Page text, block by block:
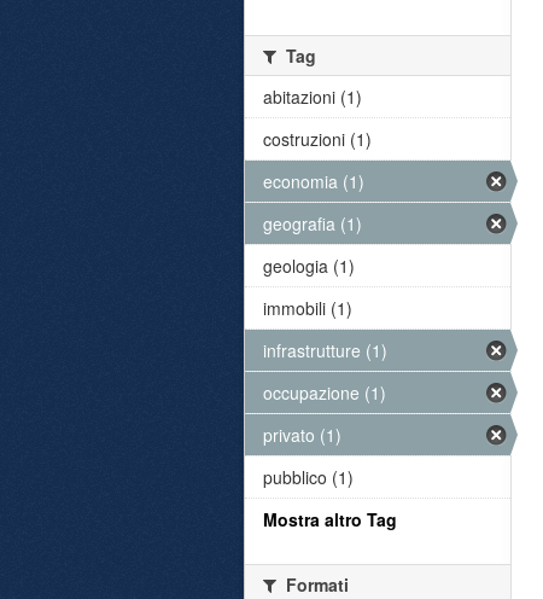
Tag
abitazioni (1)
costruzioni (1)
economia (1)
geografia (1)
geologia (1)
immobili (1)
infrastrutture (1)
occupazione (1)
privato (1)
pubblico (1)
Mostra altro Tag
Formati